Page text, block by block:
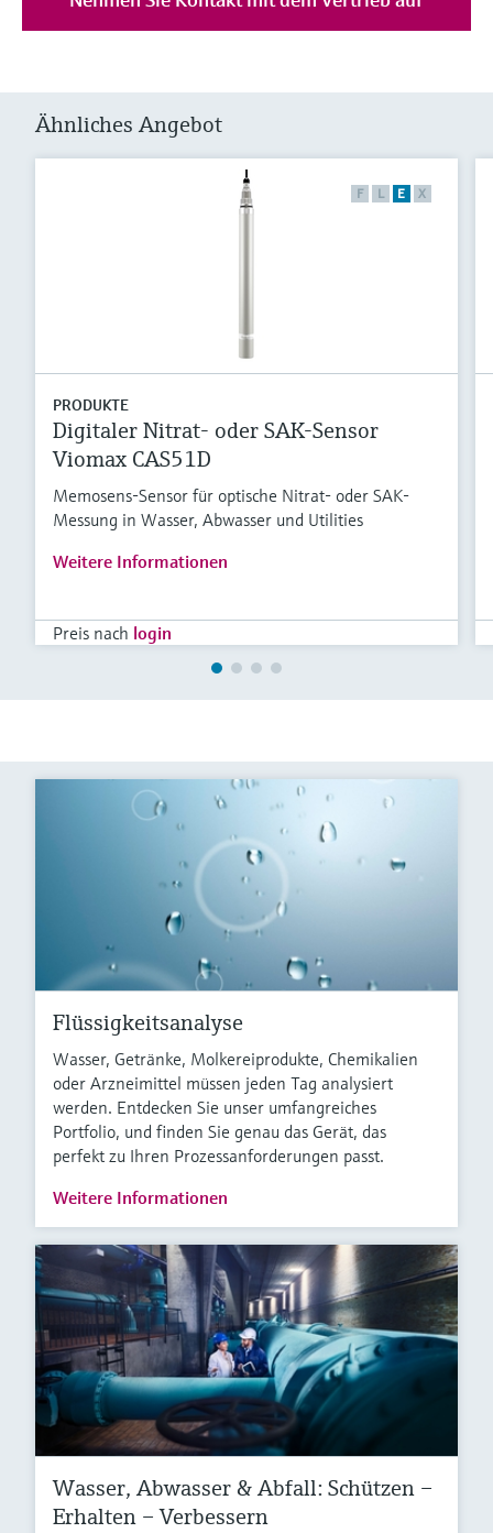
Ähnliches Angebot
F L E X
PRODUKTE
Digitaler Nitrat- oder SAK-Sensor
Viomax CAS51D
Memosens-Sensor für optische Nitrat- oder SAK-
Messung in Wasser, Abwasser und Utilities
Weitere Informationen
Preis nach login
Flüssigkeitsanalyse
Wasser, Getränke, Molkereiprodukte, Chemikalien
oder Arzneimittel müssen jeden Tag analysiert
werden. Entdecken Sie unser umfangreiches
Portfolio, und finden Sie genau das Gerät, das
perfekt zu Ihren Prozessanforderungen passt.
Weitere Informationen
Wasser, Abwasser & Abfall: Schützen –
Erhalten – Verbessern